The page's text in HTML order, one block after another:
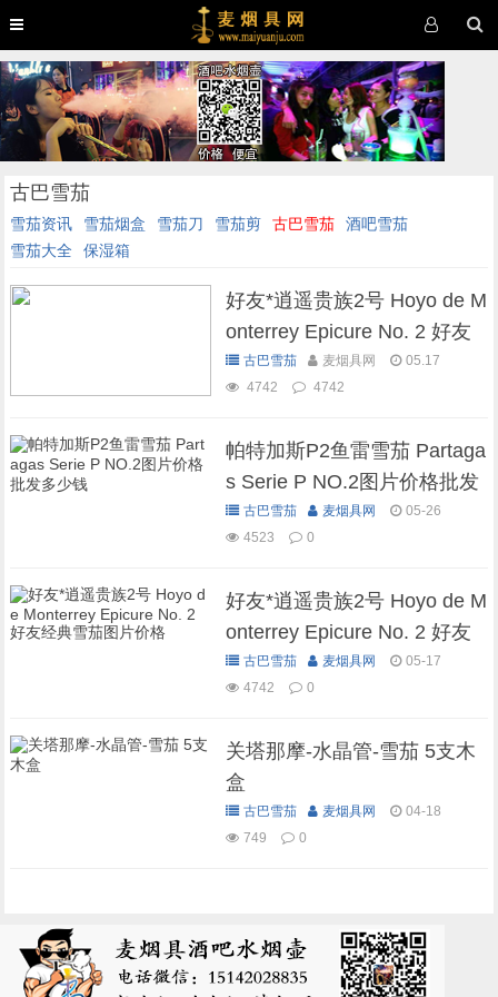
古巴雪茄
雪茄资讯 雪茄烟盒 雪茄刀 雪茄剪 古巴雪茄
酒吧雪茄
雪茄大全
保湿箱
好友*逍遥贵族2号 Hoyo de M
onterrey Epicure No. 2 好友
经典雪茄图片价格
古巴雪茄 麦烟具网
05.17
4742
4742
帕特加斯P2鱼雷雪茄 Partaga
s Serie P NO.2图片价格批发
多少钱
古巴雪茄 麦烟具网
05-26
4523
0
好友*逍遥贵族2号 Hoyo de M
onterrey Epicure No. 2 好友
经典雪茄图片价格
古巴雪茄 麦烟具网
05-17
4742
0
关塔那摩-水晶管-雪茄 5支木
盒
古巴雪茄 麦烟具网
04-18
749
0